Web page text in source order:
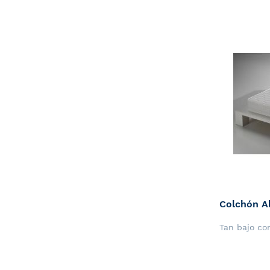
Colchón
Tan bajo